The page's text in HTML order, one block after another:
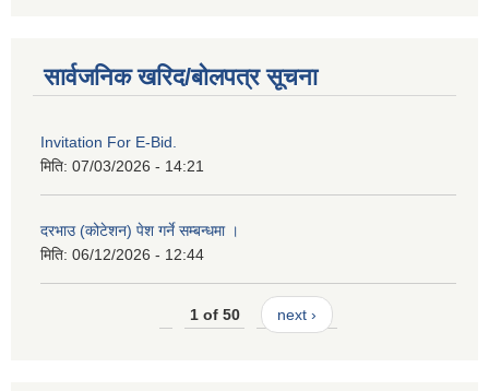
सार्वजनिक खरिद/बोलपत्र सूचना
Invitation For E-Bid.
मिति: 07/03/2026 - 14:21
दरभाउ (कोटेशन) पेश गर्ने सम्बन्धमा ।
मिति: 06/12/2026 - 12:44
1 of 50 next ›